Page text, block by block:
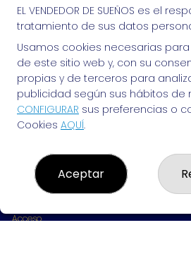
Si puedes soñarlo, puedes
suerte!
EL VENDEDOR DE SUEÑOS
¿Quiénes somos?
Resultados
Contacto
Empresas
Acceso
EL VENDEDOR DE SUEÑOS es el
tratamiento de sus datos
Usamos cookies necesarias
de este sitio web y, con su
propias y de terceros para
publicidad según sus hábitos de
CONFIGURAR sus preferencias o
Cookies AQUÍ.
Aceptar